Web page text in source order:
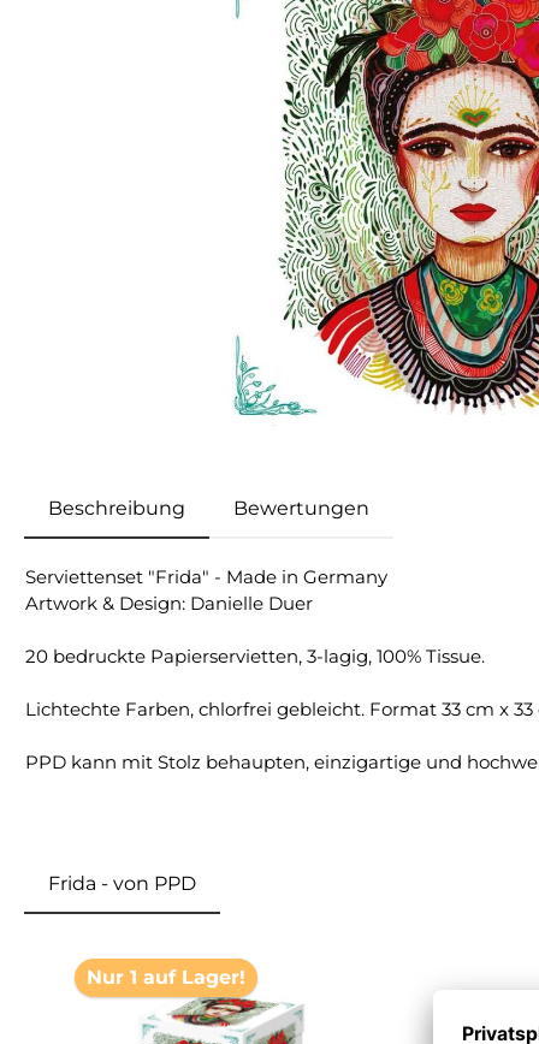
Beschreibung Bewertungen
Serviettenset "Frida" - Made in Germany
Artwork & Design: Danielle Duer
20 bedruckte Papierservietten, 3-lagig, 100% Tissue.
Lichtechte Farben, chlorfrei gebleicht. Format 33 cm x 33
PPD kann mit Stolz behaupten, einzigartige und
Frida - von PPD
Nur 1 auf Lager!